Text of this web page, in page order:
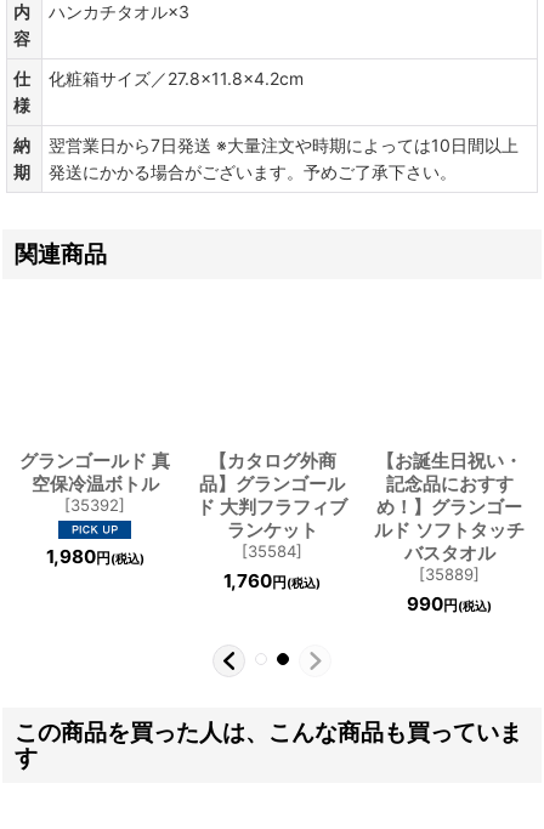
内
容
ハンカチタオル×3
仕
様
化粧箱サイズ／27.8×11.8×4.2cm
納
期
翌営業日から7日発送 ※大量注文や時期によっては10日間以上
発送にかかる場合がございます。予めご了承下さい。
関連商品
グランゴールド 真
空保冷温ボトル
[35392]
1,980円 (税込)
【カタログ外商
品】グランゴール
ド 大判フラフィブ
ランケット
[35584]
1,760円 (税込)
【お誕生日祝い・
記念品におすす
め！】グランゴー
ルド ソフトタッチ
バスタオル
[35889]
990円 (税込)
この商品を買った人は、こんな商品も買っていま
す